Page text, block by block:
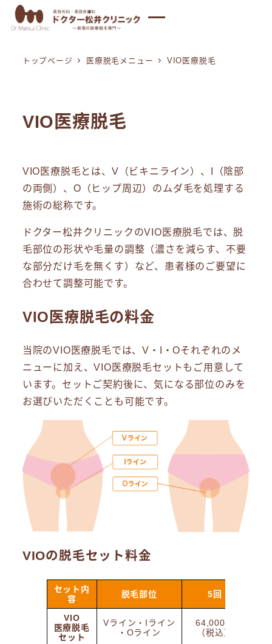
イ
トップページ 医療脱毛メニュー VIO医療脱毛
VIO医療脱毛
VIO医療脱毛とは、V（ビキニライン）、I（陰部
の両側）、O（ヒップ周辺）のムダ毛を処理する
施術の総称です。
ドクター松井クリニックのVIO医療脱毛では、脱
毛部位の形状や毛量の調整（濃さを減らす、不要
な部分だけ毛を無くす）など、患者様のご要望に
合わせて調整可能です。
VIO医療脱毛の料金
当院のVIO医療脱毛では、V・I・Oそれぞれのメ
ニューに加え、VIO医療脱毛セットもご用意して
います。セットご契約後に、気になる部位のみを
お選びいただくことも可能です。
VIOの脱毛セット料金
セット内
容
脱毛部位 5回
VIO
医療脱毛
セット
Vライン・Iライン
・Oライン
64,000円
（税込）